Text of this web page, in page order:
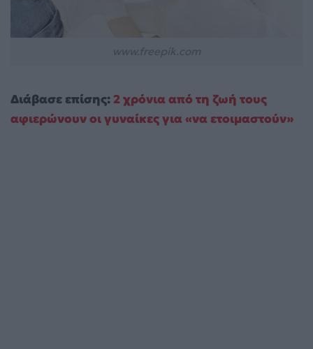
Διάβασε επίσης: 2 χρόνια από τη ζωή τους
αφιερώνουν οι γυναίκες για «να ετοιμαστούν»